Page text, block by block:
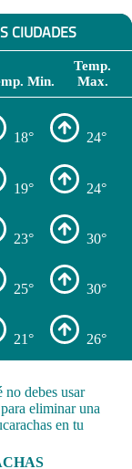
CIUDADES
Min.
Temp.
Max.
18° 24°
19° 24°
23° 30°
25° 30°
21° 26°